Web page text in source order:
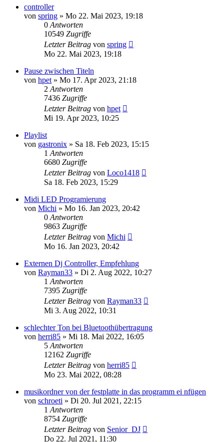
controller
von spring » Mo 22. Mai 2023, 19:18
0 Antworten
10549 Zugriffe
Letzter Beitrag von spring
Mo 22. Mai 2023, 19:18
Pause zwischen Titeln
von hpet » Mo 17. Apr 2023, 21:18
2 Antworten
7436 Zugriffe
Letzter Beitrag von hpet
Mi 19. Apr 2023, 10:25
Playlist
von gastronix » Sa 18. Feb 2023, 15:15
1 Antworten
6680 Zugriffe
Letzter Beitrag von Loco1418
Sa 18. Feb 2023, 15:29
Midi LED Programierung
von Michi » Mo 16. Jan 2023, 20:42
0 Antworten
9863 Zugriffe
Letzter Beitrag von Michi
Mo 16. Jan 2023, 20:42
Externen Dj Controller, Empfehlung
von Rayman33 » Di 2. Aug 2022, 10:27
1 Antworten
7395 Zugriffe
Letzter Beitrag von Rayman33
Mi 3. Aug 2022, 10:31
schlechter Ton bei Bluetoothübertragung
von herri85 » Mi 18. Mai 2022, 16:05
5 Antworten
12162 Zugriffe
Letzter Beitrag von herri85
Mo 23. Mai 2022, 08:28
musikordner von der festplatte in das programm ei nfügen
von schroeti » Di 20. Jul 2021, 22:15
1 Antworten
8754 Zugriffe
Letzter Beitrag von Senior_DJ
Do 22. Jul 2021, 11:30